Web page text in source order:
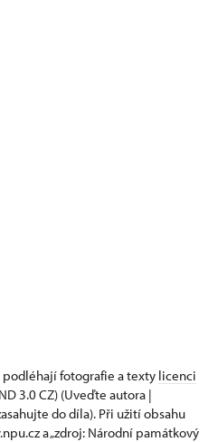
fotografie a texty licenci
3.0 CZ) (Uveďte autora |
do díla). Při užití obsahu
a „zdroj: Národní památkový